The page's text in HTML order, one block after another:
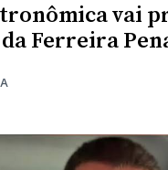
vai
Ferreira